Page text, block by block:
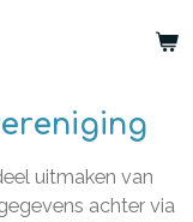
uitmaken van
achter via